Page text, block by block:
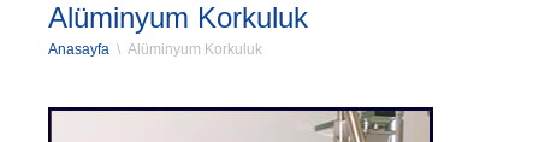
Alüminyum Korkuluk
Anasayfa \ Alüminyum Korkuluk